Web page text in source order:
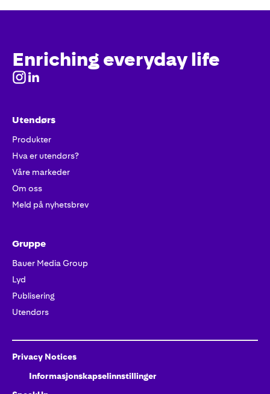
Enriching everyday life
Utendørs
Produkter
Hva er utendørs?
Våre markeder
Om oss
Meld på nyhetsbrev
Gruppe
Bauer Media Group
Lyd
Publisering
Utendørs
Privacy Notices
Informasjonskapselinnstillinger